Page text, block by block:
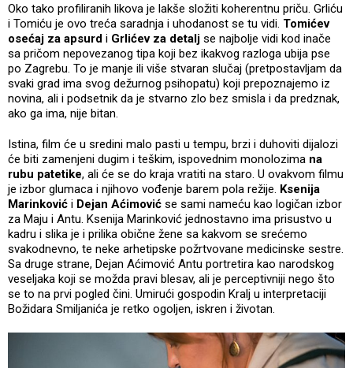
Oko tako profiliranih likova je lakše složiti koherentnu priču. Grliću
i Tomiću je ovo treća saradnja i uhodanost se tu vidi. Tomićev
osećaj za apsurd i Grlićev za detalj se najbolje vidi kod inače
sa pričom nepovezanog tipa koji bez ikakvog razloga ubija pse
po Zagrebu. To je manje ili više stvaran slučaj (pretpostavljam da
svaki grad ima svog dežurnog psihopatu) koji prepoznajemo iz
novina, ali i podsetnik da je stvarno zlo bez smisla i da predznak,
ako ga ima, nije bitan.
Istina, film će u sredini malo pasti u tempu, brzi i duhoviti dijalozi
će biti zamenjeni dugim i teškim, ispovednim monolozima na
rubu patetike, ali će se do kraja vratiti na staro. U ovakvom filmu
je izbor glumaca i njihovo vođenje barem pola režije. Ksenija
Marinković i Dejan Aćimović se sami nameću kao logičan izbor
za Maju i Antu. Ksenija Marinković jednostavno ima prisustvo u
kadru i slika je i prilika obične žene sa kakvom se srećemo
svakodnevno, te neke arhetipske požrtvovane medicinske sestre.
Sa druge strane, Dejan Aćimović Antu portretira kao narodskog
veseljaka koji se možda pravi blesav, ali je perceptivniji nego što
se to na prvi pogled čini. Umirući gospodin Kralj u interpretaciji
Božidara Smiljanića je retko ogoljen, iskren i životan.